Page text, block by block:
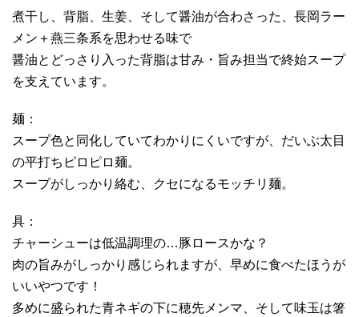
煮干し、背脂、生姜、そして醤油が合わさった、長岡ラー
メン＋燕三条系を思わせる味で
醤油とどっさり入った背脂は甘み・旨み担当で終始スープ
を支えています。
麺：
スープ色と同化していてわかりにくいですが、だいぶ太目
の平打ちピロピロ麺。
スープがしっかり絡む、クセになるモッチリ麺。
具：
チャーシューは低温調理の…豚ロースかな？
肉の旨みがしっかり感じられますが、早めに食べたほうが
いいやつです！
多めに盛られた青ネギの下に穂先メンマ、そして味玉は箸